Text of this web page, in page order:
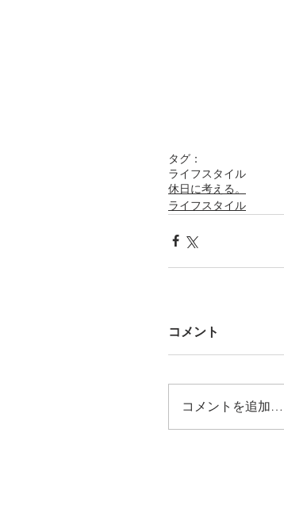
タグ：
ライフスタイル
休日に考える。
ライフスタイル
コメント
コメントを追加…